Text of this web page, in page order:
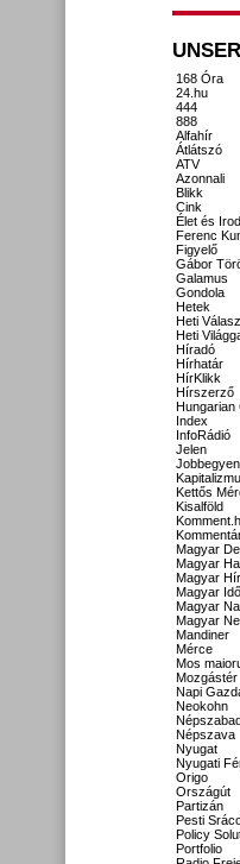
168 Óra
24.hu
444
888
Alfahír
Átlátszó
ATV
Azonnali
Blikk
Cink
Élet és
Ferenc
Figyelő
Gábor
Galamus
Gondola
Hetek
Heti Válasz
Heti
Híradó
Hírhatár
HírKlikk
Hírszerző
Hungarian
Index
InfoRádió
Jelen
Kettős
Kisalföld
Magyar
Magyar
Magyar
Magyar
Magyar
Magyar
Mandiner
Mérce
Mos
Mozgástér
Napi
Neokohn
Népszava
Nyugat
Nyugati
Origo
Országút
Partizán
Pesti
Policy
Portfolio